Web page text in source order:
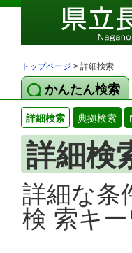
トップページ > 詳細検索
かんたん検索
詳細検索 典拠検索
詳細検
詳細な条
検 索キ